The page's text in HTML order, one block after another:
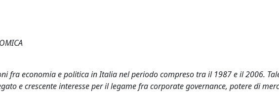
fra economia e politica in Italia nel periodo compreso tra il 1987 e il 2006.
e crescente interesse per il legame fra corporate governance, potere di